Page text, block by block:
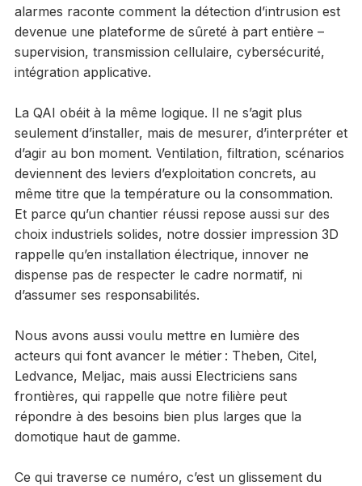
alarmes raconte comment la détection d’intrusion est
devenue une plateforme de sûreté à part entière –
supervision, transmission cellulaire, cybersécurité,
intégration applicative.
La QAI obéit à la même logique. Il ne s’agit plus
seulement d’installer, mais de mesurer, d’interpréter et
d’agir au bon moment. Ventilation, filtration, scénarios
deviennent des leviers d’exploitation concrets, au
même titre que la température ou la consommation.
Et parce qu’un chantier réussi repose aussi sur des
choix industriels solides, notre dossier impression 3D
rappelle qu’en installation électrique, innover ne
dispense pas de respecter le cadre normatif, ni
d’assumer ses responsabilités.
Nous avons aussi voulu mettre en lumière des
acteurs qui font avancer le métier : Theben, Citel,
Ledvance, Meljac, mais aussi Electriciens sans
frontières, qui rappelle que notre filière peut
répondre à des besoins bien plus larges que la
domotique haut de gamme.
Ce qui traverse ce numéro, c’est un glissement du